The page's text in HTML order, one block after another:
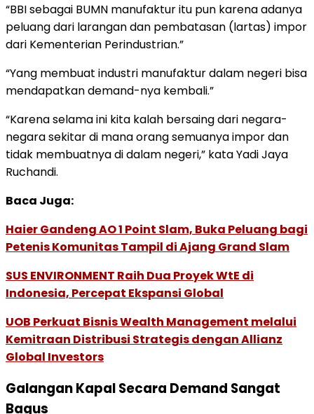
“BBI sebagai BUMN manufaktur itu pun karena adanya
peluang dari larangan dan pembatasan (lartas) impor
dari Kementerian Perindustrian.”
“Yang membuat industri manufaktur dalam negeri bisa
mendapatkan demand-nya kembali.”
“Karena selama ini kita kalah bersaing dari negara-
negara sekitar di mana orang semuanya impor dan
tidak membuatnya di dalam negeri,” kata Yadi Jaya
Ruchandi.
Baca Juga:
Haier Gandeng AO 1 Point Slam, Buka Peluang bagi
Petenis Komunitas Tampil di Ajang Grand Slam
SUS ENVIRONMENT Raih Dua Proyek WtE di
Indonesia, Percepat Ekspansi Global
UOB Perkuat Bisnis Wealth Management melalui
Kemitraan Distribusi Strategis dengan Allianz
Global Investors
Galangan Kapal Secara Demand Sangat
Bagus